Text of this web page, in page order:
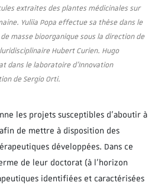
extraites des plantes médicinales sur
Yuliia Popa effectue sa thèse dans le
masse bioorganique sous la direction de
Hubert Curien. Hugo
dans le laboratoire d’Innovation
de Sergio Orti.
les projets susceptibles d’aboutir à
de mettre à disposition des
développées. Dans ce
de leur doctorat (à l’horizon
identifiées et caractérisées